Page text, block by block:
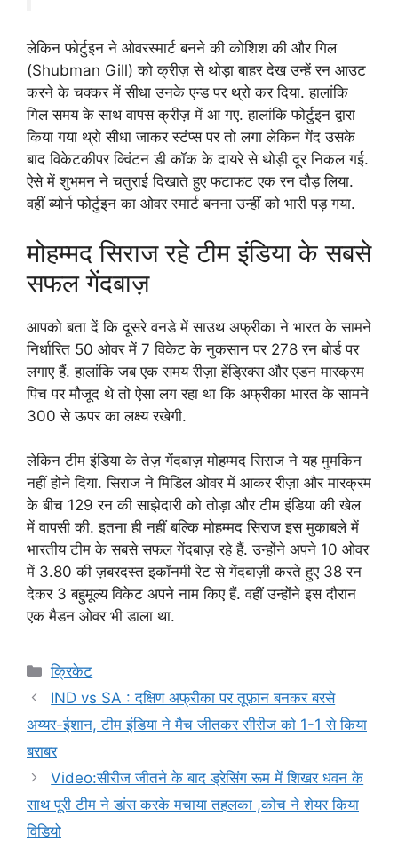
लेकिन फोर्टुइन ने ओवरस्मार्ट बनने की कोशिश की और गिल
(Shubman Gill) को क्रीज़ से थोड़ा बाहर देख उन्हें रन आउट
करने के चक्कर में सीधा उनके एन्ड पर थ्रो कर दिया. हालांकि
गिल समय के साथ वापस क्रीज़ में आ गए. हालांकि फोर्टुइन द्वारा
किया गया थ्रो सीधा जाकर स्टंप्स पर तो लगा लेकिन गेंद उसके
बाद विकेटकीपर क्विंटन डी कॉक के दायरे से थोड़ी दूर निकल गई.
ऐसे में शुभमन ने चतुराई दिखाते हुए फटाफट एक रन दौड़ लिया.
वहीं ब्योर्न फोर्टुइन का ओवर स्मार्ट बनना उन्हीं को भारी पड़ गया.
मोहम्मद सिराज रहे टीम इंडिया के सबसे
सफल गेंदबाज़
आपको बता दें कि दूसरे वनडे में साउथ अफ्रीका ने भारत के सामने
निर्धारित 50 ओवर में 7 विकेट के नुकसान पर 278 रन बोर्ड पर
लगाए हैं. हालांकि जब एक समय रीज़ा हेंड्रिक्स और एडन मारक्रम
पिच पर मौजूद थे तो ऐसा लग रहा था कि अफ्रीका भारत के सामने
300 से ऊपर का लक्ष्य रखेगी.
लेकिन टीम इंडिया के तेज़ गेंदबाज़ मोहम्मद सिराज ने यह मुमकिन
नहीं होने दिया. सिराज ने मिडिल ओवर में आकर रीज़ा और मारक्रम
के बीच 129 रन की साझेदारी को तोड़ा और टीम इंडिया की खेल
में वापसी की. इतना ही नहीं बल्कि मोहम्मद सिराज इस मुकाबले में
भारतीय टीम के सबसे सफल गेंदबाज़ रहे हैं. उन्होंने अपने 10 ओवर
में 3.80 की ज़बरदस्त इकॉनमी रेट से गेंदबाज़ी करते हुए 38 रन
देकर 3 बहुमूल्य विकेट अपने नाम किए हैं. वहीं उन्होंने इस दौरान
एक मैडन ओवर भी डाला था.
Categories
क्रिकेट
IND vs SA : दक्षिण अफ्रीका पर तूफ़ान बनकर बरसे
अय्यर-ईशान, टीम इंडिया ने मैच जीतकर सीरीज को 1-1 से किया
बराबर
Video:सीरीज जीतने के बाद ड्रेसिंग रूम में शिखर धवन के
साथ पूरी टीम ने डांस करके मचाया तहलका ,कोच ने शेयर किया
विडियो